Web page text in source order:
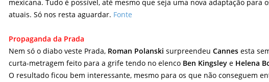
mexicana. Tudo é possível, até mesmo que seja uma nova adaptação para
atuais. Só nos resta aguardar. Fonte
Propaganda da Prada
Nem só o diabo veste Prada, Roman Polanski surpreendeuCannes esta
curta-metragem feito para a grife tendo no elenco Ben Kingsley e Helena
O resultado ficou bem interessante, mesmo para os que não conseguem